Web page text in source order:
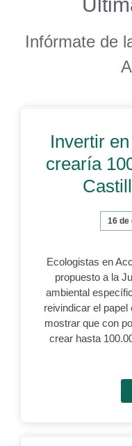
Infórmate de
Invertir
crearía
16 de
Ecologistas en
propuesto a la
ambiental
reivindicar el
mostrar que con
crear hasta